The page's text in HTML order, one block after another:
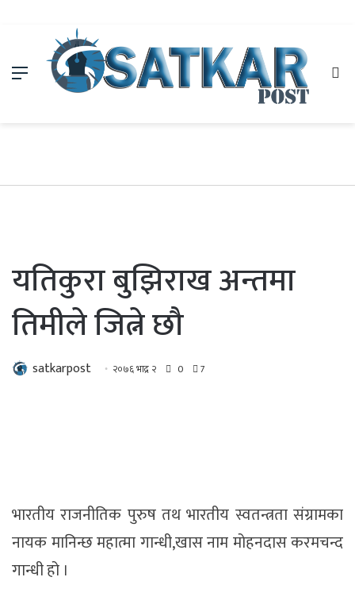
Menu
यतिकुरा बुझिराख अन्तमा
तिमीले जित्ने छौ
satkarpost २०७६ भाद्र २ 0 7
भारतीय राजनीतिक पुरुष तथ भारतीय स्वतन्त्रता संग्रामका
नायक मानिन्छ महात्मा गान्धी,खास नाम मोहनदास करमचन्द
गान्धी हो ।